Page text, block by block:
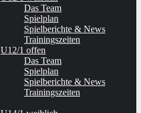
Das Team
Spielplan
Spielberichte & News
Trainingszeiten
U12/1 offen
Das Team
Spielplan
Spielberichte & News
Trainingszeiten